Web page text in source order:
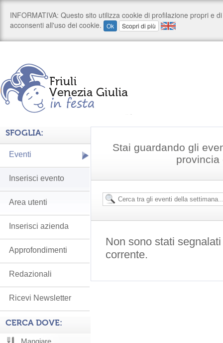
Stai guardando gli
provincia
Non sono stati
corrente.
SFOGLIA:
Eventi
Inserisci evento
Area utenti
Inserisci azienda
Approfondimenti
Redazionali
Ricevi Newsletter
CERCA DOVE:
Mangiare